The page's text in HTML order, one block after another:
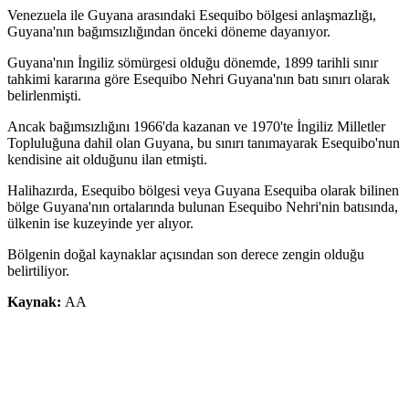
Venezuela ile Guyana arasındaki Esequibo bölgesi anlaşmazlığı,
Guyana'nın bağımsızlığından önceki döneme dayanıyor.
Guyana'nın İngiliz sömürgesi olduğu dönemde, 1899 tarihli sınır
tahkimi kararına göre Esequibo Nehri Guyana'nın batı sınırı olarak
belirlenmişti.
Ancak bağımsızlığını 1966'da kazanan ve 1970'te İngiliz Milletler
Topluluğuna dahil olan Guyana, bu sınırı tanımayarak Esequibo'nun
kendisine ait olduğunu ilan etmişti.
Halihazırda, Esequibo bölgesi veya Guyana Esequiba olarak bilinen
bölge Guyana'nın ortalarında bulunan Esequibo Nehri'nin batısında,
ülkenin ise kuzeyinde yer alıyor.
Bölgenin doğal kaynaklar açısından son derece zengin olduğu
belirtiliyor.
Kaynak: AA